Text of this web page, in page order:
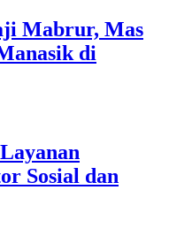
Mabrur, Mas
di
Sosial dan